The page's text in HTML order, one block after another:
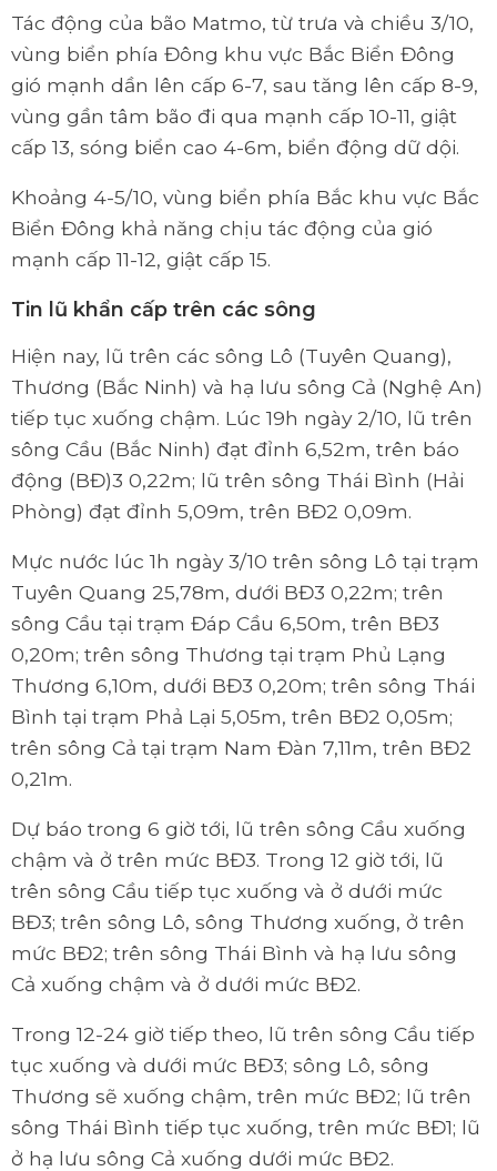
Tác động của bão Matmo, từ trưa và chiều 3/10,
vùng biển phía Đông khu vực Bắc Biển Đông
gió mạnh dần lên cấp 6-7, sau tăng lên cấp 8-9,
vùng gần tâm bão đi qua mạnh cấp 10-11, giật
cấp 13, sóng biển cao 4-6m, biển động dữ dội.
Khoảng 4-5/10, vùng biển phía Bắc khu vực Bắc
Biển Đông khả năng chịu tác động của gió
mạnh cấp 11-12, giật cấp 15.
Tin lũ khẩn cấp trên các sông
Hiện nay, lũ trên các sông Lô (Tuyên Quang),
Thương (Bắc Ninh) và hạ lưu sông Cả (Nghệ An)
tiếp tục xuống chậm. Lúc 19h ngày 2/10, lũ trên
sông Cầu (Bắc Ninh) đạt đỉnh 6,52m, trên báo
động (BĐ)3 0,22m; lũ trên sông Thái Bình (Hải
Phòng) đạt đỉnh 5,09m, trên BĐ2 0,09m.
Mực nước lúc 1h ngày 3/10 trên sông Lô tại trạm
Tuyên Quang 25,78m, dưới BĐ3 0,22m; trên
sông Cầu tại trạm Đáp Cầu 6,50m, trên BĐ3
0,20m; trên sông Thương tại trạm Phủ Lạng
Thương 6,10m, dưới BĐ3 0,20m; trên sông Thái
Bình tại trạm Phả Lại 5,05m, trên BĐ2 0,05m;
trên sông Cả tại trạm Nam Đàn 7,11m, trên BĐ2
0,21m.
Dự báo trong 6 giờ tới, lũ trên sông Cầu xuống
chậm và ở trên mức BĐ3. Trong 12 giờ tới, lũ
trên sông Cầu tiếp tục xuống và ở dưới mức
BĐ3; trên sông Lô, sông Thương xuống, ở trên
mức BĐ2; trên sông Thái Bình và hạ lưu sông
Cả xuống chậm và ở dưới mức BĐ2.
Trong 12-24 giờ tiếp theo, lũ trên sông Cầu tiếp
tục xuống và dưới mức BĐ3; sông Lô, sông
Thương sẽ xuống chậm, trên mức BĐ2; lũ trên
sông Thái Bình tiếp tục xuống, trên mức BĐ1; lũ
ở hạ lưu sông Cả xuống dưới mức BĐ2.